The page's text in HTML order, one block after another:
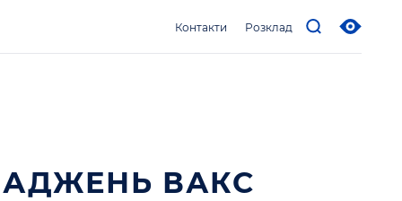
Контакти Розклад
ВАКС